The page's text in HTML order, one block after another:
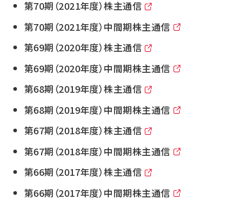
第70期（2021年度）株主通信
第70期（2021年度）中間期株主通信
第69期（2020年度）株主通信
第69期（2020年度）中間期株主通信
第68期（2019年度）株主通信
第68期（2019年度）中間期株主通信
第67期（2018年度）株主通信
第67期（2018年度）中間期株主通信
第66期（2017年度）株主通信
第66期（2017年度）中間期株主通信